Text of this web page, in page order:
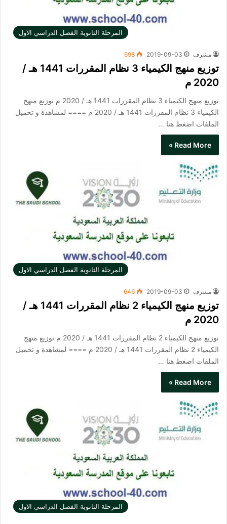
المرحلة الثانوية الفصل الدراسي الاول
مشرف 2019-09-03
698
توزيع منهج الكيمياء 3 نظام المقررات 1441 هـ /
2020 م
توزيع منهج الكيمياء 3 نظام المقررات 1441 هـ / 2020 م توزيع منهج
الكيمياء 3 نظام المقررات 1441 هـ / 2020 م ==== لمشاهدة و تحميل
الملفات اضغط هنا …
Read More »
المرحلة الثانوية الفصل الدراسي الاول
مشرف 2019-09-03
646
توزيع منهج الكيمياء 2 نظام المقررات 1441 هـ /
2020 م
توزيع منهج الكيمياء 2 نظام المقررات 1441 هـ / 2020 م توزيع منهج
الكيمياء 2 نظام المقررات 1441 هـ / 2020 م ==== لمشاهدة و تحميل
الملفات اضغط هنا …
Read More »
المرحلة الثانوية الفصل الدراسي الاول